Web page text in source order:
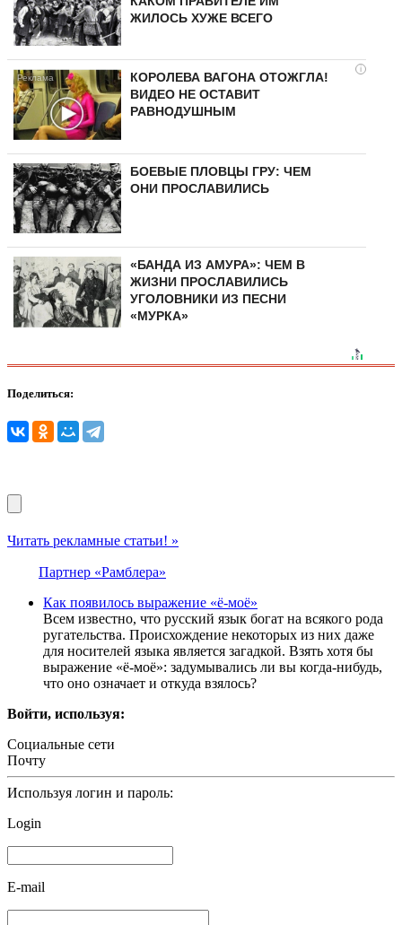
ЖИЛОСЬ ХУЖЕ ВСЕГО
i
КОРОЛЕВА ВАГОНА ОТОЖГЛА!
ВИДЕО НЕ ОСТАВИТ
РАВНОДУШНЫМ
БОЕВЫЕ ПЛОВЦЫ ГРУ: ЧЕМ
ОНИ ПРОСЛАВИЛИСЬ
«БАНДА ИЗ АМУРА»: ЧЕМ В
ЖИЗНИ ПРОСЛАВИЛИСЬ
УГОЛОВНИКИ ИЗ ПЕСНИ
«МУРКА»
Поделиться:
Читать рекламные статьи! »
Партнер «Рамблера»
Как появилось выражение «ё-моё»
Всем известно, что русский язык богат на всякого рода
ругательства. Происхождение некоторых из них даже
для носителей языка является загадкой. Взять хотя бы
выражение «ё-моё»: задумывались ли вы когда-нибудь,
что оно означает и откуда взялось?
Войти, используя:
Социальные сети
Почту
Используя логин и пароль:
Login
E-mail